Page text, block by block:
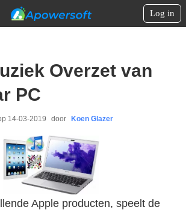
Log in
Overzet van
PC
14-03-2019 door Koen Glazer
Apple producten, speelt de